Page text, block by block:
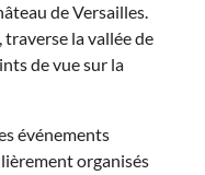
de Versailles.
traverse la vallée de
de vue sur la
événements
organisés